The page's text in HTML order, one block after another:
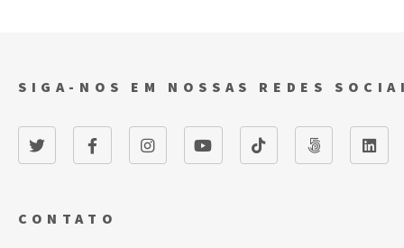
CONTATO
SIGA-NOS EM NOSSAS REDES